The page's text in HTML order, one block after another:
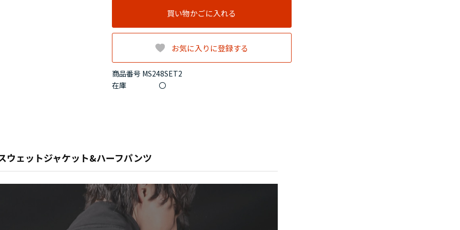
商品番号 MS248SET2
在庫
〇
買い物かごに入れる
お気に入りに登録する
ェットジャケット&ハーフパンツ